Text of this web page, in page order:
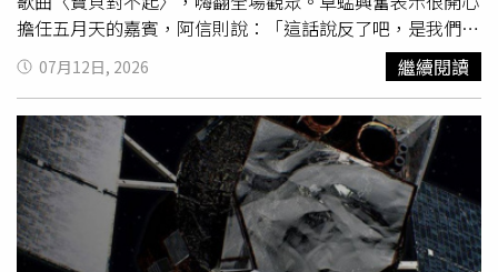
中，在孩子0到6歲期間，每月的5,000元全數交由家長使
用，並與「0到6歲國家一起養2.0」政策疊加實施。而在6到
18歲期間，每月津貼的一半由家長用來照顧孩子，另外
2,500元由政府存入專戶，12年期間共計存入36萬元本金，
並至少保有二年期定存利率的利息保障，如果專戶操作有收
益，也能一併計入，待孩子年滿18歲即可領出。賴清德說，
他在萬里出生、長大，就學期間看見有同學家中發生變故，
必須提早進工廠工作、無法繼續升學，或就讀高職夜間部，
白天仍需上班。因此，他認為臺灣經濟發展好，未來應避免
這樣的情形發生，在擔任總統之後即推動高中職全面免學
擔任五月天的嘉賓，阿信則說：「這話說反了吧，是我們的
榮幸！」其實五月天與草蜢多年前是同門，蔡一傑透露對石
頭在電影《百日告別》的表現印象很深刻，蔡一智則覺得自
己跟同樣留長髮的瑪莎很配，笑說要一起組團。成軍41年的
草蜢傳授五月天團體
長壽的秘訣。（圖／相信音樂提供）已
經成軍27年的五月天表示草蜢才是真正的天團始祖，並詢問
他們如何維持了41年，草蜢回答：「我們的默契是從小慢慢
培養的，認識60年了，小時候一起唸書一起玩，沒有特別的
秘訣，有時候吵吵鬧鬧一定會有，一睡醒就忘了。」阿信則
07月12日, 2026 繼續閱讀